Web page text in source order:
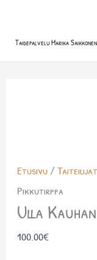
Taidepalvelu Marika Saikkonen
Etusivu/ Taiteilijat
Pikkutirppa
Ulla
100.00€